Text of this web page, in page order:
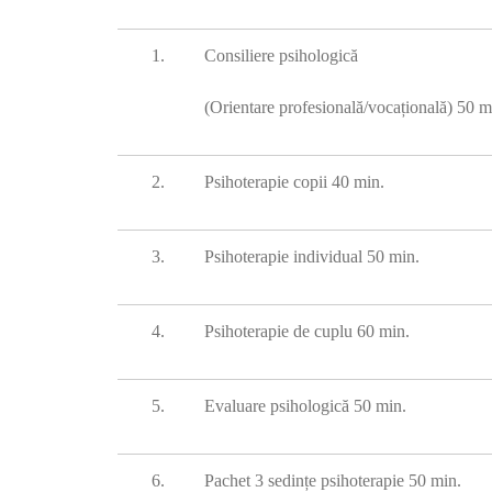
1. Consiliere psihologică
(Orientare profesională/vocațională) 50
2. Psihoterapie copii 40 min.
3. Psihoterapie individual 50 min.
4. Psihoterapie de cuplu 60 min.
5. Evaluare psihologică 50 min.
6. Pachet 3 sedințe psihoterapie 50 min.